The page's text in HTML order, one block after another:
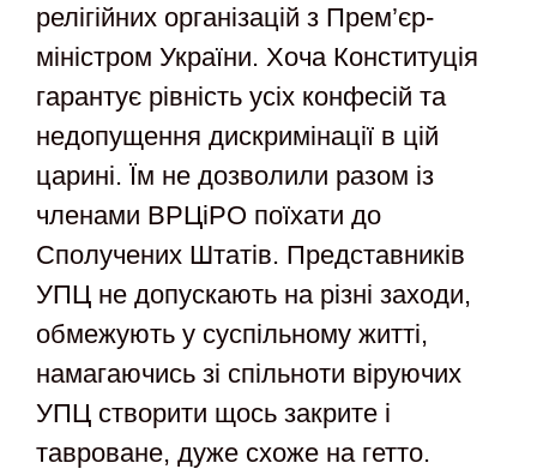
релігійних організацій з Прем’єр-
міністром України. Хоча Конституція
гарантує рівність усіх конфесій та
недопущення дискримінації в цій
царині. Їм не дозволили разом із
членами ВРЦіРО поїхати до
Сполучених Штатів. Представників
УПЦ не допускають на різні заходи,
обмежують у суспільному житті,
намагаючись зі спільноти віруючих
УПЦ створити щось закрите і
тавроване, дуже схоже на гетто.